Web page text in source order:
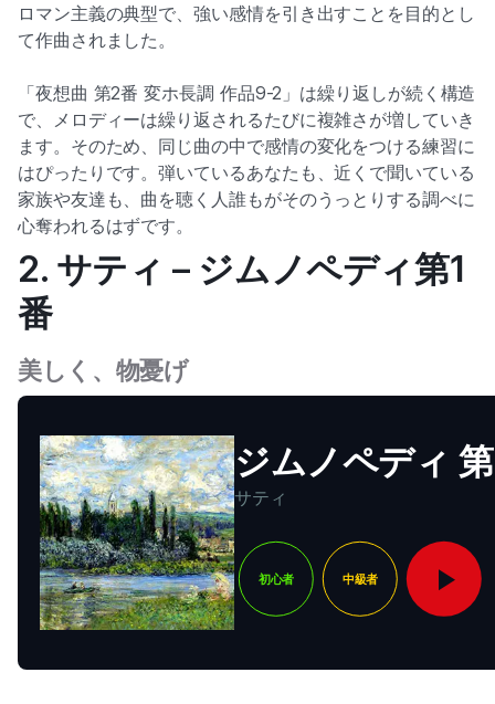
ロマン主義の典型で、強い感情を引き出すことを目的とし
て作曲されました。
「夜想曲 第2番 変ホ長調 作品9-2」は繰り返しが続く構造
で、メロディーは繰り返されるたびに複雑さが増していき
ます。そのため、同じ曲の中で感情の変化をつける練習に
はぴったりです。弾いているあなたも、近くで聞いている
家族や友達も、曲を聴く人誰もがそのうっとりする調べに
心奪われるはずです。
2. サティ – ジムノペディ第1
番
美しく、物憂げ
ジムノペディ
サティ
初心者 中級者